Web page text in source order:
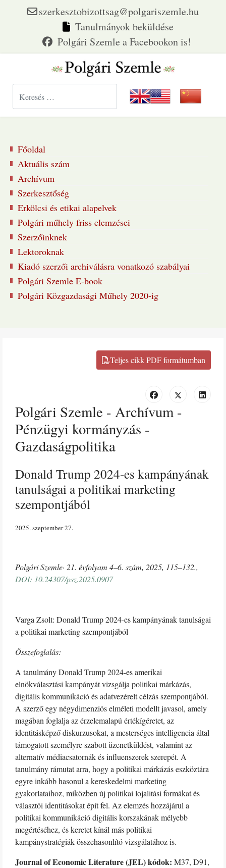
szerkesztobizottsag@polgariszemle.hu
Tanulmányok beküldése
Főoldal
Aktuális szám
Archívum
Szerkesztőség
Erkölcsi és etikai alapelvek
Polgári műhely friss elemzései
Szerzőinknek
Lektoroknak
Kiadó szerzői archiválásra vonatkozó szabályai
Polgári Szemle E-book
Polgári Közgazdasági Műhely 2020-ig
Polgári Szemle - Archívum -
Pénzügyi kormányzás -
Gazdaságpolitika
Donald Trump 2024-es kampányának
tanulságai a politikai marketing
szempontjából
2025. szeptember 27
PolgáriSzemle· 21. évfolyam 4–6. szám, 2025, 115–132.,
DOI: 10.24307/psz.2025.0907
Varga Zsolt: Donald Trump 2024-es kampányának tanulságai
a politikai marketing szempontjából
Összefoglalás:
A tanulmány Donald Trump 2024-es amerikai
elnökválasztási kampányát vizsgálja politikai márkázás,
digitális kommunikáció és adatvezérelt célzás szempontjából.
A szerző egy négydimenziós elméleti modellt javasol, amely
magában foglalja az érzelemalapú értékígéretet, az
identitásképző diskurzusokat, a mesterséges intelligencia által
támogatott személyre szabott üzenetküldést, valamint az
alternatív médiacsatornák és influenszerek szerepét. A
tanulmány rámutat arra, hogy a politikai márkázás eszköztára
egyre inkább hasonul a kereskedelmi marketing
gyakorlataihoz, miközben új politikai lojalitási formákat és
választói identitásokat épít fel. Az elemzés hozzájárul a
politikai kommunikáció digitális korszakának mélyebb
megértéséhez, és keretet kínál más politikai
kampánystratégiák összehasonlító vizsgálatához is.
Journal of Economic Literature (JEL) kódok: M37, D91,